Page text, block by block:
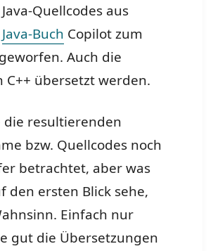
Quellcodes aus
Java-Buch Copilot zum
Auch die
C++ übersetzt werden.
die resultierenden
bzw. Quellcodes noch
betrachtet, aber was
den ersten Blick sehe,
Einfach nur
gut die Übersetzungen